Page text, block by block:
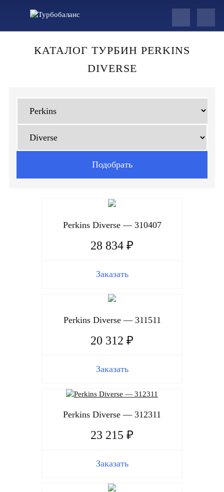
КАТАЛОГ ТУРБИН PERKINS
DIVERSE
Perkins Diverse — 310407
28 834 ₽
Заказать
Perkins Diverse — 311511
20 312 ₽
Заказать
Perkins Diverse — 312311
23 215 ₽
Заказать